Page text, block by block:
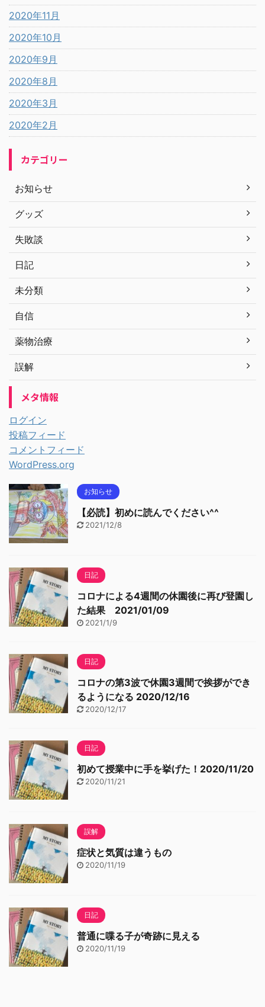
2020年11月
2020年10月
2020年9月
2020年8月
2020年3月
2020年2月
カテゴリー
お知らせ
グッズ
失敗談
日記
未分類
自信
薬物治療
誤解
メタ情報
ログイン
投稿フィード
コメントフィード
WordPress.org
お知らせ
【必読】初めに読んでください^^
2021/12/8
日記
コロナによる4週間の休園後に再び登園し
た結果 2021/01/09
2021/1/9
日記
コロナの第3波で休園3週間で挨拶ができ
るようになる 2020/12/16
2020/12/17
日記
初めて授業中に手を挙げた！2020/11/20
2020/11/21
誤解
症状と気質は違うもの
2020/11/19
日記
普通に喋る子が奇跡に見える
2020/11/19